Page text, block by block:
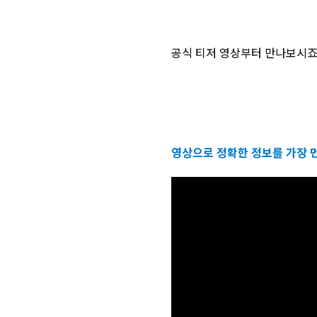
공식 티저 영상부터 만나보시
영상으로 정확한 정보를 가장